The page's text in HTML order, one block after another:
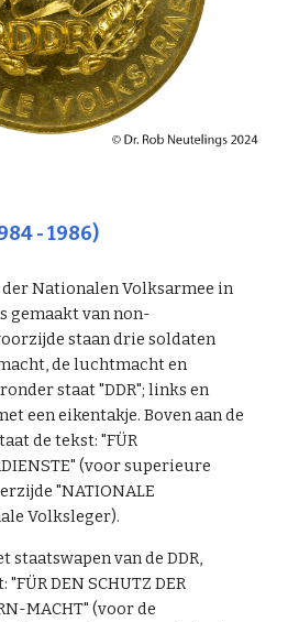
- 1986)
Nationalen Volksarmee in
gemaakt van non-
staan drie soldaten
de luchtmacht en
staat "DDR"; links en
een eikentakje. Boven aan de
de tekst: "FÜR
(voor superieure
"NATIONALE
Volksleger).
staatswapen van de DDR,
DEN SCHUTZ DER
MACHT" (voor de